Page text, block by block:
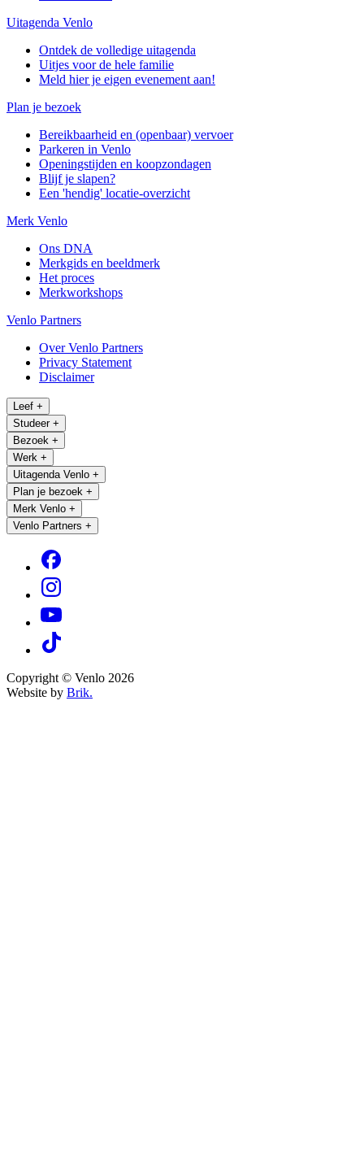
Uitagenda Venlo
Ontdek de volledige uitagenda
Uitjes voor de hele familie
Meld hier je eigen evenement aan!
Plan je bezoek
Bereikbaarheid en (openbaar) vervoer
Parkeren in Venlo
Openingstijden en koopzondagen
Blijf je slapen?
Een 'hendig' locatie-overzicht
Merk Venlo
Ons DNA
Merkgids en beeldmerk
Het proces
Merkworkshops
Venlo Partners
Over Venlo Partners
Privacy Statement
Disclaimer
Leef +
Studeer +
Bezoek +
Werk +
Uitagenda Venlo +
Plan je bezoek +
Merk Venlo +
Venlo Partners +
Copyright © Venlo 2026
Website by Brik.